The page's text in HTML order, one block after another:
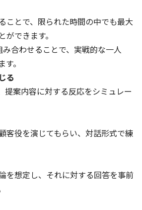
ことで、限られた時間の中でも最大
できます。
合わせることで、実戦的な一人
。
る
提案内容に対する反応をシミュレー
客役を演じてもらい、対話形式で練
を想定し、それに対する回答を事前